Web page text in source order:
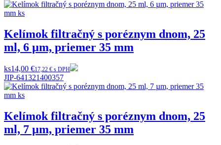
Kelímok filtračný s poréznym dnom, 25
ml, 6 µm, priemer 35 mm
ks14,00 €17,22 € s DPH
JIP-641321400357
Kelímok filtračný s poréznym dnom, 25
ml, 7 µm, priemer 35 mm